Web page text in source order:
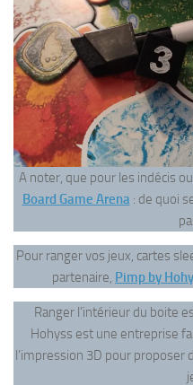
A noter, que pour les indécis
Board Game Arena : de quoi
Pour ranger vos jeux, cartes
partenaire, Pimp by
Ranger l’intérieur du boite
Hohyss est une entreprise
l’impression 3D pour proposer